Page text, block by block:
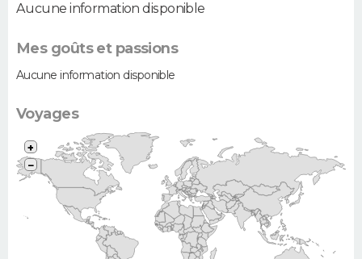
Aucune information disponible
Mes goûts et passions
Aucune information disponible
Voyages
+
−